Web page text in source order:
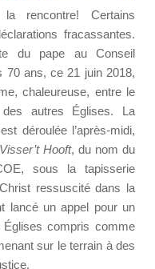
rencontre! Certains
fracassantes.
du pape au Conseil
ans, ce 21 juin 2018,
chaleureuse, entre le
autres Églises. La
déroulée l’après-midi,
Hooft, du nom du
sous la tapisserie
ressuscité dans la
lancé un appel pour un
compris comme
sur le terrain à des